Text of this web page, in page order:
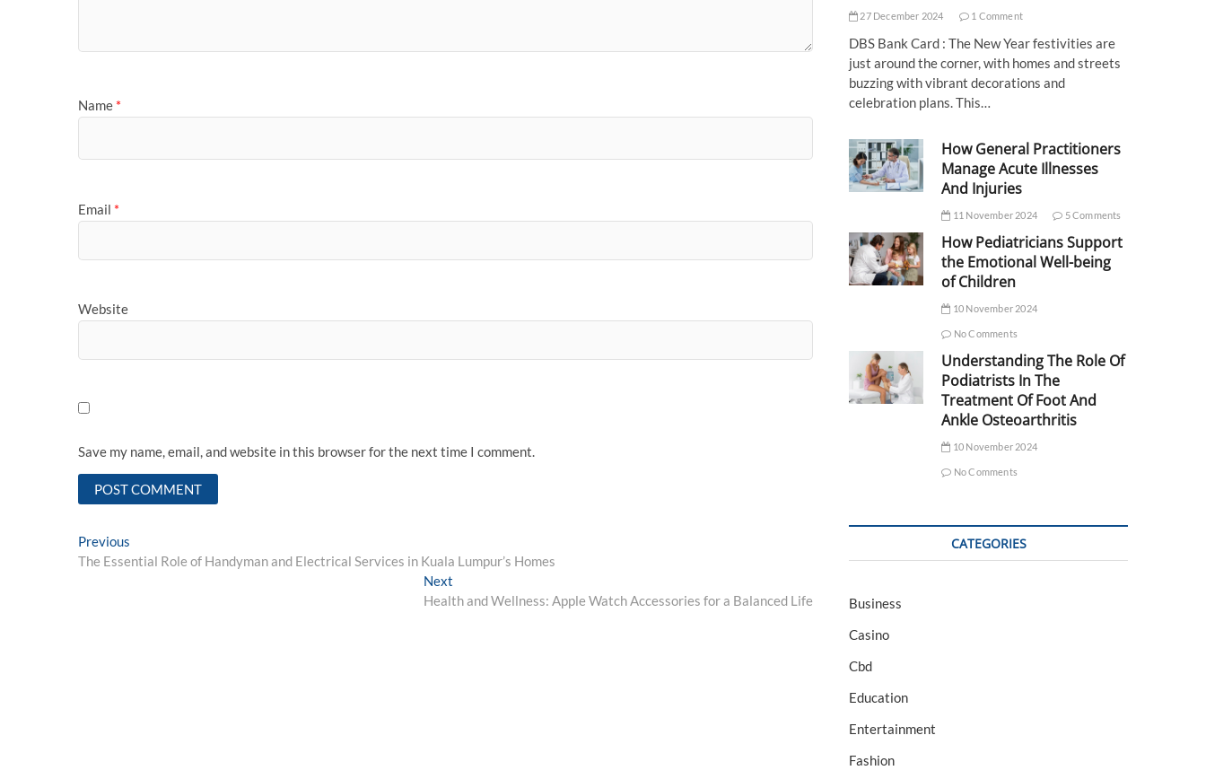
Name *
Email *
Website
Save my name, email, and website in this browser for the next time I comment.
Post
navigation
Previous
post:
The Essential Role of Handyman and Electrical Services in Kuala Lumpur’s Homes
Next
post:
Health and Wellness: Apple Watch Accessories for a Balanced Life
27 December 2024 1 Comment
DBS Bank Card : The New Year festivities are
just around the corner, with homes and streets
buzzing with vibrant decorations and
celebration plans. This…
How General Practitioners
Manage Acute Illnesses
And Injuries
11 November 2024 5 Comments
How Pediatricians Support
the Emotional Well-being
of Children
10 November 2024
No Comments
Understanding The Role Of
Podiatrists In The
Treatment Of Foot And
Ankle Osteoarthritis
10 November 2024
No Comments
CATEGORIES
Business
Casino
Cbd
Education
Entertainment
Fashion